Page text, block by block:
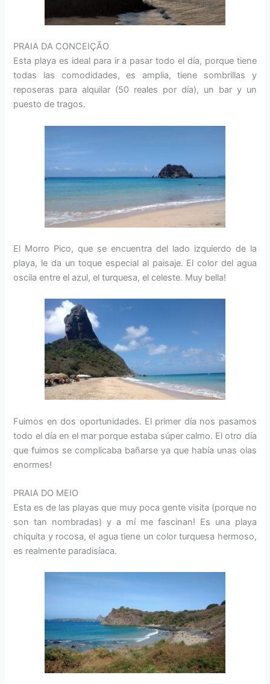
PRAIA DA CONCEIÇÃO
Esta playa es ideal para ir a pasar todo el día, porque tiene
todas las comodidades, es amplia, tiene sombrillas y
reposeras para alquilar (50 reales por día), un bar y un
puesto de tragos.
El Morro Pico, que se encuentra del lado izquierdo de la
playa, le da un toque especial al paisaje. El color del agua
oscila entre el azul, el turquesa, el celeste. Muy bella!
Fuimos en dos oportunidades. El primer día nos pasamos
todo el día en el mar porque estaba súper calmo. El otro día
que fuimos se complicaba bañarse ya que había unas olas
enormes!
PRAIA DO MEIO
Esta es de las playas que muy poca gente visita (porque no
son tan nombradas) y a mí me fascinan! Es una playa
chiquita y rocosa, el agua tiene un color turquesa hermoso,
es realmente paradisíaca.